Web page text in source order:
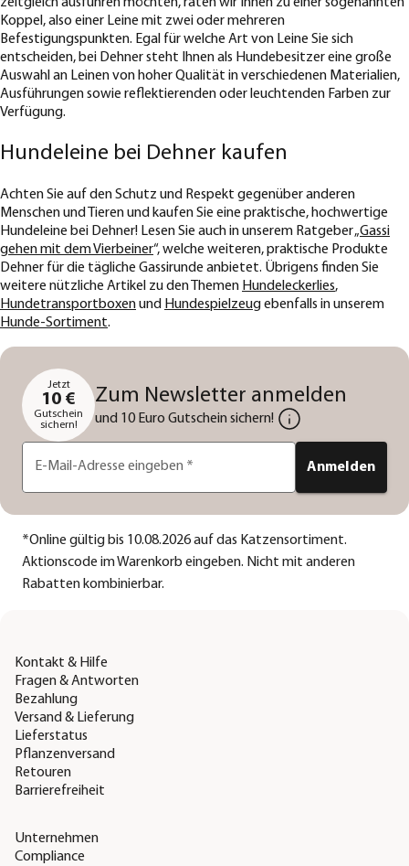
Koppel, also einer Leine mit zwei oder mehreren
Befestigungspunkten. Egal für welche Art von Leine Sie sich
entscheiden, bei Dehner steht Ihnen als Hundebesitzer eine große
Auswahl an Leinen von hoher Qualität in verschiedenen Materialien,
Ausführungen sowie reflektierenden oder leuchtenden Farben zur
Verfügung.
Hundeleine bei Dehner kaufen
Achten Sie auf den Schutz und Respekt gegenüber anderen
Menschen und Tieren und kaufen Sie eine praktische, hochwertige
Hundeleine bei Dehner! Lesen Sie auch in unserem Ratgeber „Gassi
gehen mit dem Vierbeiner“, welche weiteren, praktische Produkte
Dehner für die tägliche Gassirunde anbietet. Übrigens finden Sie
weitere nützliche Artikel zu den Themen Hundeleckerlies,
Hundetransportboxenund Hundespielzeugebenfalls in unserem
Hunde-Sortiment.
Jetzt
10 €
Gutschein
sichern!
Zum Newsletter anmelden
und 10 Euro Gutschein sichern!
E-Mail-Adresse eingeben * Anmelden
*Online gültig bis 10.08.2026 auf das Katzensortiment.
Aktionscode im Warenkorb eingeben. Nicht mit anderen
Rabatten kombinierbar.
Kontakt & Hilfe
Fragen & Antworten
Bezahlung
Versand & Lieferung
Lieferstatus
Pflanzenversand
Retouren
Barrierefreiheit
Unternehmen
Compliance